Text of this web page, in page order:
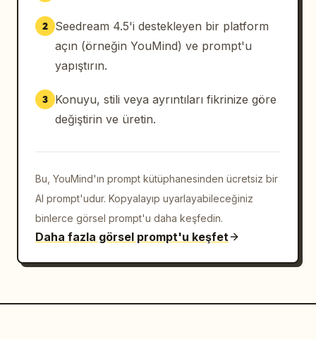
2
Seedream 4.5'i destekleyen bir platform
açın (örneğin YouMind) ve prompt'u
yapıştırın.
3
Konuyu, stili veya ayrıntıları fikrinize göre
değiştirin ve üretin.
Bu, YouMind'ın prompt kütüphanesinden ücretsiz bir
AI prompt'udur. Kopyalayıp uyarlayabileceğiniz
binlerce görsel prompt'u daha keşfedin.
Daha fazla görsel prompt'u keşfet